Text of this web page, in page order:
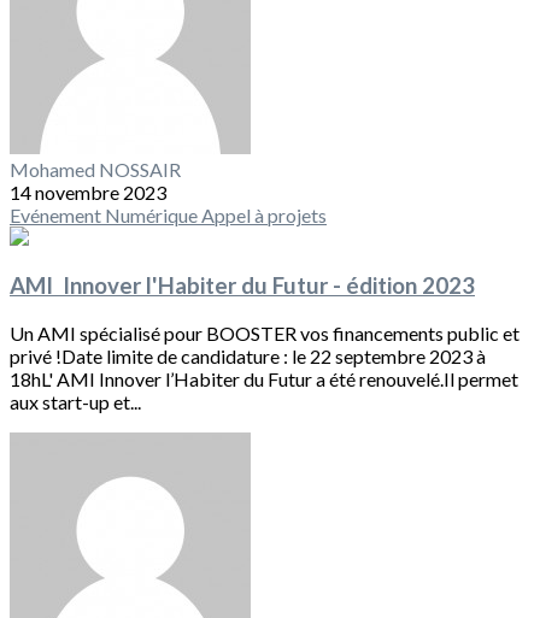
Mohamed NOSSAIR
14 novembre 2023
Evénement NumériqueAppel à projets
AMI Innover l'Habiter du Futur - édition 2023
Un AMI spécialisé pour BOOSTER vos financements public et
privé !Date limite de candidature : le 22 septembre 2023 à
18hL' AMI Innover l’Habiter du Futur a été renouvelé.Il permet
aux start-up et...